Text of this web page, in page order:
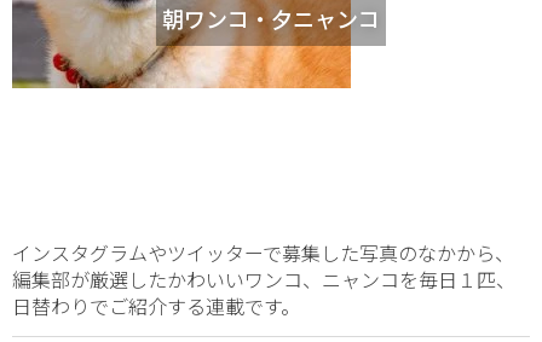
朝ワンコ・夕ニャンコ
インスタグラムやツイッターで募集した写真のなかから、
編集部が厳選したかわいいワンコ、ニャンコを毎日１匹、
日替わりでご紹介する連載です。